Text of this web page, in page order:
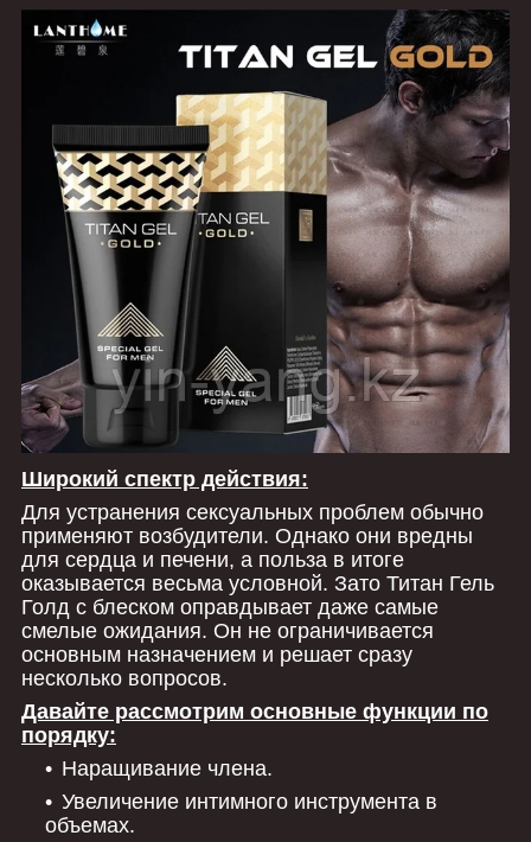
Широкий спектр действия:
Для устранения сексуальных проблем обычно
применяют возбудители. Однако они вредны
для сердца и печени, а польза в итоге
оказывается весьма условной. Зато Титан Гель
Голд с блеском оправдывает даже самые
смелые ожидания. Он не ограничивается
основным назначением и решает сразу
несколько вопросов.
Давайте рассмотрим основные функции по
порядку:
Наращивание члена.
Увеличение интимного инструмента в
объемах.